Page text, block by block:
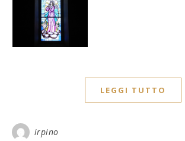
LEGGI TUTTO
irpino